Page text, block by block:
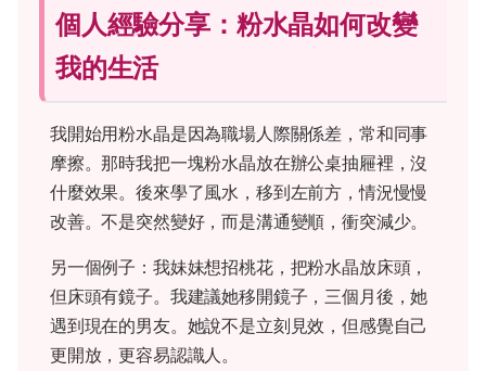
個人經驗分享：粉水晶如何改變
我的生活
我開始用粉水晶是因為職場人際關係差，常和同事
摩擦。那時我把一塊粉水晶放在辦公桌抽屜裡，沒
什麼效果。後來學了風水，移到左前方，情況慢慢
改善。不是突然變好，而是溝通變順，衝突減少。
另一個例子：我妹妹想招桃花，把粉水晶放床頭，
但床頭有鏡子。我建議她移開鏡子，三個月後，她
遇到現在的男友。她說不是立刻見效，但感覺自己
更開放，更容易認識人。